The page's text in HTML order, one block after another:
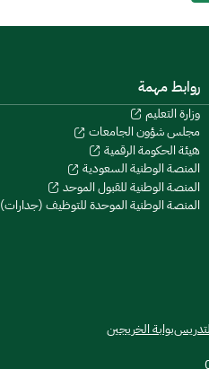
روابط مهمة
وزارة التعليم
مجلس شؤون الجامعات
هيئة الحكومة الرقمية
المنصة الوطنية السعودية
المنصة الوطنية للقبول الموحد
المنصة الوطنية الموحدة للتوظيف (جدارات)
بوابة الخريجين